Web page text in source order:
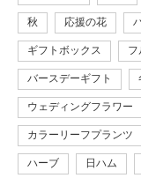
秋 応援の花
ギフトボックス フ
バースデーギフト
ウェディングフラワー
カラーリーフプランツ
ハーブ 日ハム